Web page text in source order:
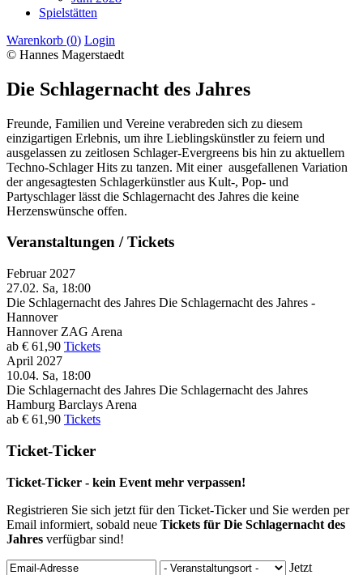
Spielstätten
Warenkorb (0) Login
© Hannes Magerstaedt
Die Schlagernacht des Jahres
Freunde, Familien und Vereine verabreden sich zu diesem
einzigartigen Erlebnis, um ihre Lieblingskünstler zu feiern und
ausgelassen zu zeitlosen Schlager-Evergreens bis hin zu aktuellem
Techno-Schlager Hits zu tanzen. Mit einer ausgefallenen Variation
der angesagtesten Schlagerkünstler aus Kult-, Pop- und
Partyschlager lässt die Schlagernacht des Jahres die keine
Herzenswünsche offen.
Veranstaltungen / Tickets
Februar 2027
27.02. Sa, 18:00
Die Schlagernacht des Jahres Die Schlagernacht des Jahres -
Hannover
Hannover ZAG Arena
ab € 61,90 Tickets
April 2027
10.04. Sa, 18:00
Die Schlagernacht des Jahres Die Schlagernacht des Jahres
Hamburg Barclays Arena
ab € 61,90 Tickets
Ticket-Ticker
Ticket-Ticker - kein Event mehr verpassen!
Registrieren Sie sich jetzt für den Ticket-Ticker und Sie werden per
Email informiert, sobald neue Tickets für Die Schlagernacht des
Jahres verfügbar sind!
Jetzt